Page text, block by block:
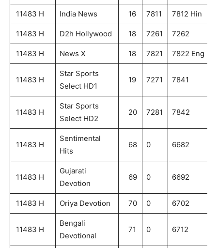
11483 H India News 16 7811 7812 Hin
11483 H D2h Hollywood 18 7261 7262
11483 H News X 18 7821 7822 Eng
11483 H
Star Sports
Select HD1
19 7271 7841
11483 H
Star Sports
Select HD2
20 7281 7842
11483 H
Sentimental
Hits
68 0 6682
11483 H
Gujarati
Devotion
69 0 6692
11483 H Oriya Devotion 70 0 6702
11483 H
Bengali
Devotional
71 0 6712